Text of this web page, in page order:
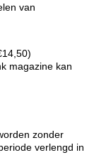
van
magazine kan
zonder
verlengd in